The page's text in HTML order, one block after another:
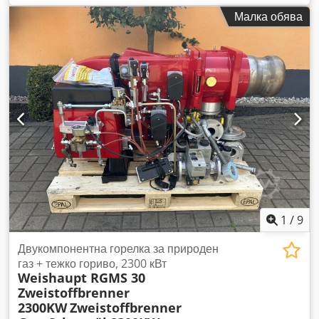
контейнери с товароподемност 30 тона, 400 V, 32A Двоен
задвижващ мотор със синхронизирано управление За
диаметри на контейнери от 570 мм до 4500 мм
Chsdpfjwinxasx Ankoa Безстъпално регулиране на
оборотите посредством дистанционно управление –
въртене надясно/наляво Отвор за вдигане с мотокар
Диаметър на ролките: 350 мм x 180 мм, полиуретан
Скорост: 100 – 1000 мм/мин. Задвижващ мотор: 2 x 1,1 kW
Размери приблизително: 2750 мм x 500 мм Общо тегло
(напълно оборудвана): 1200 кг Двоен синхронизиран
задвижващ механизъм Нова машина – специална цена
Общо тегло: 1,9 тона
Малка обява
1 /9
Двукомпонентна горелка за природен
газ + тежко гориво, 2300 кВт
Weishaupt RGMS 30
Zweistoffbrenner
2300KWZweistoffbrenner